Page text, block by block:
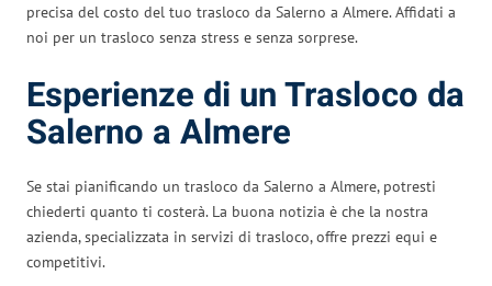
precisa del costo del tuo trasloco da Salerno a Almere. Affidati a
noi per un trasloco senza stress e senza sorprese.
Esperienze di un Trasloco da
Salerno a Almere
Se stai pianificando un trasloco da Salerno a Almere, potresti
chiederti quanto ti costerà. La buona notizia è che la nostra
azienda, specializzata in servizi di trasloco, offre prezzi equi e
competitivi.